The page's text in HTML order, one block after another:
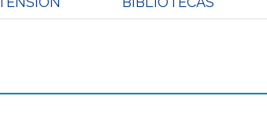
Cs. Sociales